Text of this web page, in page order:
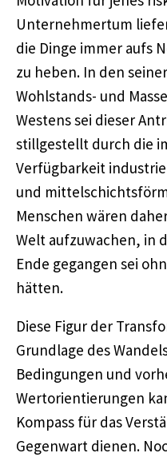
Unternehmertum
die Dinge immer aufs
zu heben. In den
Wohlstands- und
Westens sei dieser
stillgestellt durch die
Verfügbarkeit
und
Menschen wären
Welt aufzuwachen, in
Ende gegangen sei
hätten.
Diese Figur der
Grundlage des
Bedingungen und
Wertorientierungen
Kompass für das
Gegenwart dienen.